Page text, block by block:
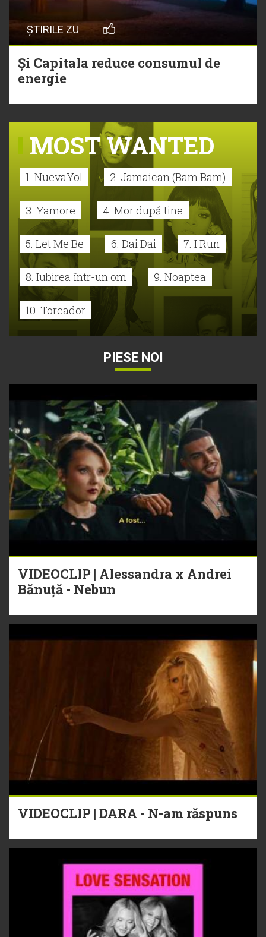
ȘTIRILE ZU
Și Capitala reduce consumul de
energie
MOST WANTED
1. NuevaYol 2. Jamaican (Bam Bam)
3. Yamore 4. Mor după tine
5. Let Me Be 6. Dai Dai 7. I Run
8. Iubirea într-un om 9. Noaptea
10. Toreador
PIESE NOI
VIDEOCLIP | Alessandra x Andrei
Bănuță - Nebun
VIDEOCLIP | DARA - N-am răspuns